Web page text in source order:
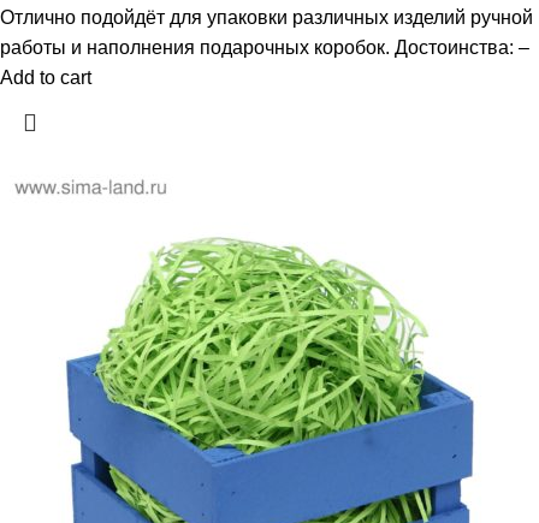
Отлично подойдёт для упаковки различных изделий ручной
работы и наполнения подарочных коробок. Достоинства: –
Add to cart